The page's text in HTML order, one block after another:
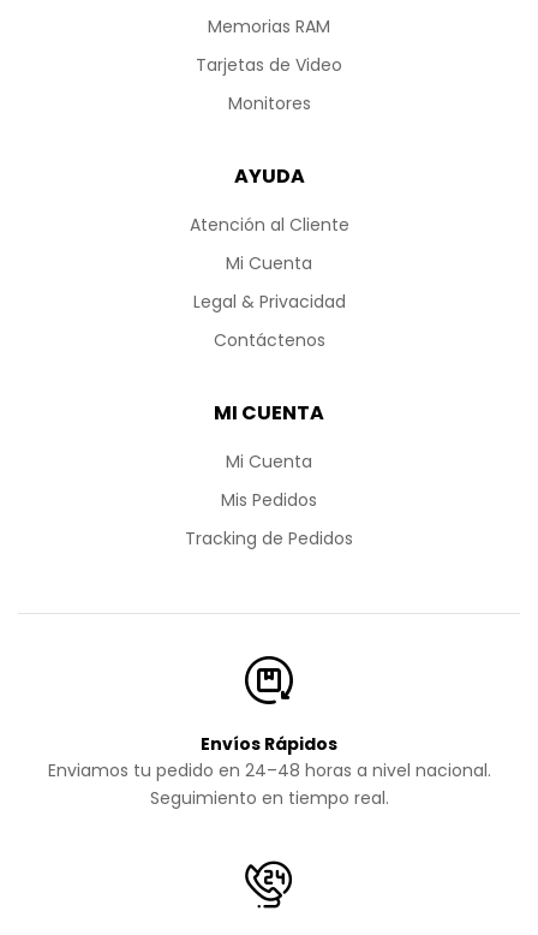
Memorias RAM
Tarjetas de Video
Monitores
AYUDA
Atención al Cliente
Mi Cuenta
Legal & Privacidad
Contáctenos
MI CUENTA
Mi Cuenta
Mis Pedidos
Tracking de Pedidos
Envíos Rápidos
Enviamos tu pedido en 24–48 horas a nivel nacional.
Seguimiento en tiempo real.